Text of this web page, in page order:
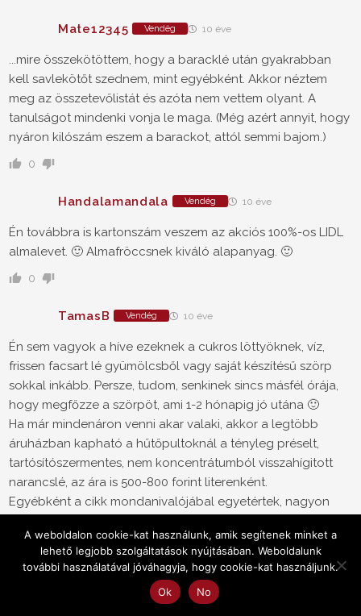
Mate12345 Vendég 10 éve
...mire összekötöttem, hogy a baracklé után gyakrabban
kell savlekötőt szednem, mint egyébként. Akkor néztem
meg az összetevőlistát és azóta nem vettem olyant. A
tanulságot mindenki vonja le maga. (Még azért annyit, hogy
nyáron kilószám eszem a barackot, attól semmi bajom.)
0
Handalamandala Vendég 10 éve
Én továbbra is kartonszám veszem az akciós 100%-os LIDL
almalevet. 🙂 Almafröccsnek kiváló alapanyag. 🙂
0
TamasB Vendég 10 éve
Én sem vagyok a híve ezeknek a cukros löttyöknek, víz,
frissen facsart lé gyümölcsből vagy saját készítésű szörp
sokkal inkább. Persze, tudom, senkinek sincs másfél órája,
hogy megfőzze a szörpöt, ami 1-2 hónapig jó utána 🙂
Ha már mindenáron venni akar valaki, akkor a legtöbb
áruházban kapható a hűtőpultoknál a tényleg préselt,
tartósítószermentes, nem koncentrátumból visszahígitott
narancslé, az ára is 500-800 forint literenként.
Egyébként a cikk mondanivalójábal egyetértek, nagyon
Ezért is szoktam le a felvágottakról, bolti tormáról és egyéb
szemetekről...
A weboldalon cookie-kat használunk, amik segítenek minket a
lehető legjobb szolgáltatások nyújtásában. Weboldalunk
további használatával jóváhagyja, hogy cookie-kat használjunk.
Ok
No